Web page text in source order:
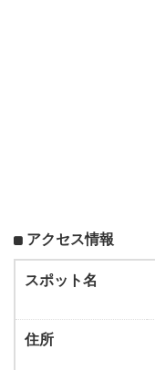
アクセス情報
スポット名
住所